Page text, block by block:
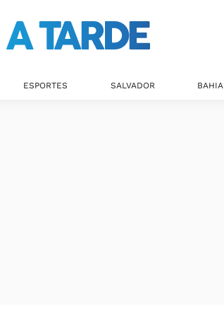
ESPORTES SALVADOR BAHIA